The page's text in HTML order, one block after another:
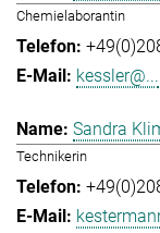
Chemielaborantin
kessler@...
Sandra
Technikerin